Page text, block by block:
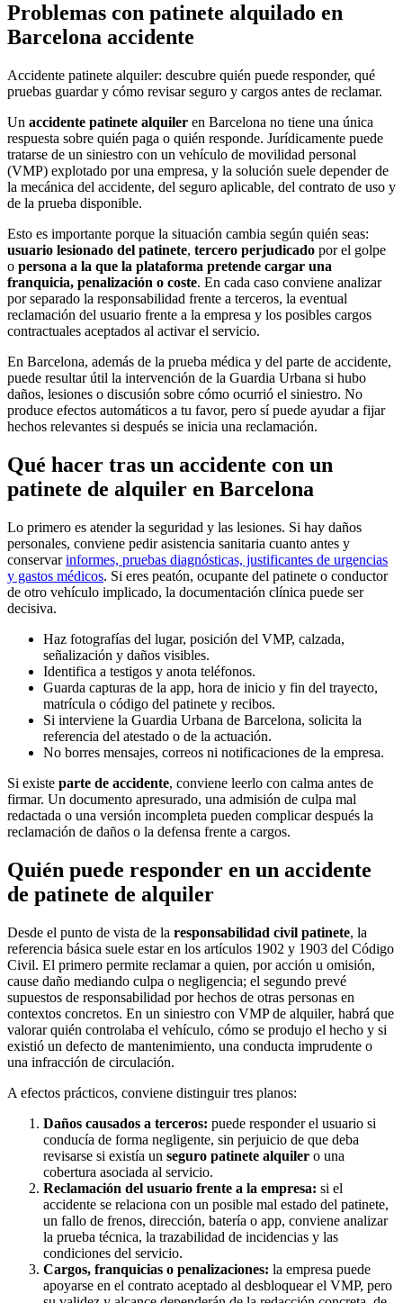
Problemas con patinete alquilado en
Barcelona accidente
Accidente patinete alquiler: descubre quién puede responder, qué
pruebas guardar y cómo revisar seguro y cargos antes de reclamar.
Un accidente patinete alquiler en Barcelona no tiene una única
respuesta sobre quién paga o quién responde. Jurídicamente puede
tratarse de un siniestro con un vehículo de movilidad personal
(VMP) explotado por una empresa, y la solución suele depender de
la mecánica del accidente, del seguro aplicable, del contrato de uso y
de la prueba disponible.
Esto es importante porque la situación cambia según quién seas:
usuario lesionado del patinete, tercero perjudicado por el golpe
o persona a la que la plataforma pretende cargar una
franquicia, penalización o coste. En cada caso conviene analizar
por separado la responsabilidad frente a terceros, la eventual
reclamación del usuario frente a la empresa y los posibles cargos
contractuales aceptados al activar el servicio.
En Barcelona, además de la prueba médica y del parte de accidente,
puede resultar útil la intervención de la Guardia Urbana si hubo
daños, lesiones o discusión sobre cómo ocurrió el siniestro. No
produce efectos automáticos a tu favor, pero sí puede ayudar a fijar
hechos relevantes si después se inicia una reclamación.
Qué hacer tras un accidente con un
patinete de alquiler en Barcelona
Lo primero es atender la seguridad y las lesiones. Si hay daños
personales, conviene pedir asistencia sanitaria cuanto antes y
conservarinformes, pruebas diagnósticas, justificantes de urgencias
y gastos médicos. Si eres peatón, ocupante del patinete o conductor
de otro vehículo implicado, la documentación clínica puede ser
decisiva.
Haz fotografías del lugar, posición del VMP, calzada,
señalización y daños visibles.
Identifica a testigos y anota teléfonos.
Guarda capturas de la app, hora de inicio y fin del trayecto,
matrícula o código del patinete y recibos.
Si interviene la Guardia Urbana de Barcelona, solicita la
referencia del atestado o de la actuación.
No borres mensajes, correos ni notificaciones de la empresa.
Si existe parte de accidente, conviene leerlo con calma antes de
firmar. Un documento apresurado, una admisión de culpa mal
redactada o una versión incompleta pueden complicar después la
reclamación de daños o la defensa frente a cargos.
Quién puede responder en un accidente
de patinete de alquiler
Desde el punto de vista de la responsabilidad civil patinete, la
referencia básica suele estar en los artículos 1902 y 1903 del Código
Civil. El primero permite reclamar a quien, por acción u omisión,
cause daño mediando culpa o negligencia; el segundo prevé
supuestos de responsabilidad por hechos de otras personas en
contextos concretos. En un siniestro con VMP de alquiler, habrá que
valorar quién controlaba el vehículo, cómo se produjo el hecho y si
existió un defecto de mantenimiento, una conducta imprudente o
una infracción de circulación.
A efectos prácticos, conviene distinguir tres planos:
Daños causados a terceros: puede responder el usuario si
conducía de forma negligente, sin perjuicio de que deba
revisarse si existía un seguro patinete alquiler o una
cobertura asociada al servicio.
Reclamación del usuario frente a la empresa: si el
accidente se relaciona con un posible mal estado del patinete,
un fallo de frenos, dirección, batería o app, conviene analizar
la prueba técnica, la trazabilidad de incidencias y las
condiciones del servicio.
Cargos, franquicias o penalizaciones: la empresa puede
apoyarse en el contrato aceptado al desbloquear el VMP, pero